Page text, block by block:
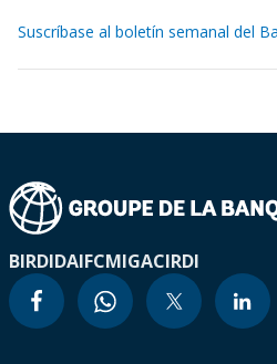
Suscríbase al boletín semanal del
BIRDIDAIFCMIGACIRDI